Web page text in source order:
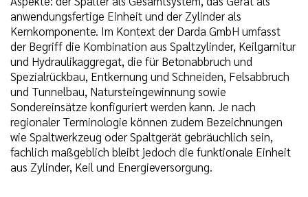
anwendungsfertige Einheit und der Zylinder als
Kernkomponente. Im Kontext der Darda GmbH umfasst
der Begriff die Kombination aus Spaltzylinder, Keilgarnitur
und Hydraulikaggregat, die für Betonabbruch und
Spezialrückbau, Entkernung und Schneiden, Felsabbruch
und Tunnelbau, Natursteingewinnung sowie
Sondereinsätze konfiguriert werden kann. Je nach
regionaler Terminologie können zudem Bezeichnungen
wie Spaltwerkzeug oder Spaltgerät gebräuchlich sein,
fachlich maßgeblich bleibt jedoch die funktionale Einheit
aus Zylinder, Keil und Energieversorgung.